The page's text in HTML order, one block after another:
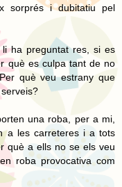
sorprés i dubitatiu pel
ha preguntat res, si es
què es culpa tant de no
què veu estrany que
una roba, per a mi,
a les carreteres i a tots
què a ells no se els veu
roba provocativa com